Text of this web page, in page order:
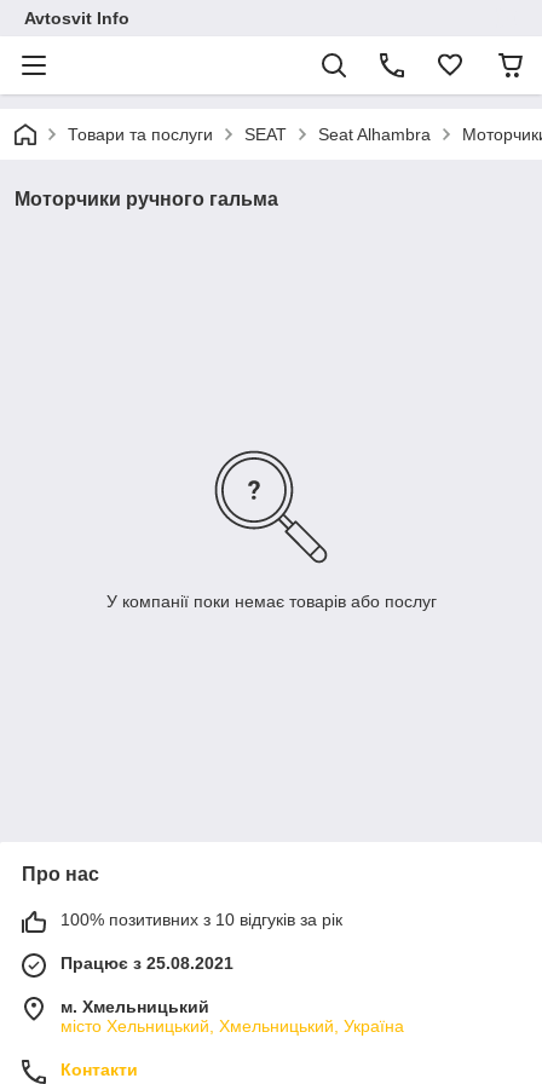
Avtosvit Info
Товари та послуги SEAT Seat Alhambra
Моторчики ручного гальма
У компанії поки немає товарів або послуг
Про нас
100% позитивних з 10 відгуків за рік
Працює з 25.08.2021
м. Хмельницький
місто Хельницький, Хмельницький, Україна
Контакти